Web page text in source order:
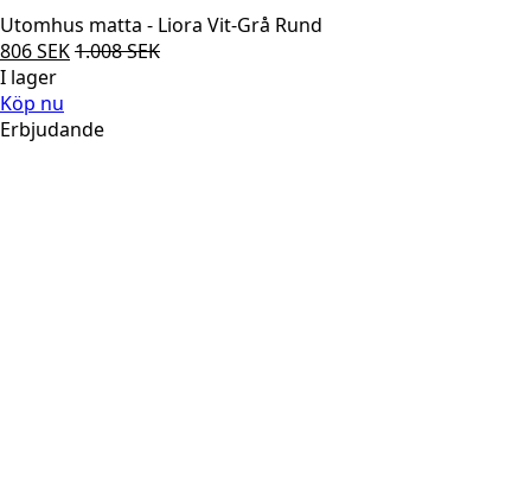
Utomhus matta - Liora Vit-Grå Rund
806SEK1.008SEK
I lager
Köp nu
Erbjudande